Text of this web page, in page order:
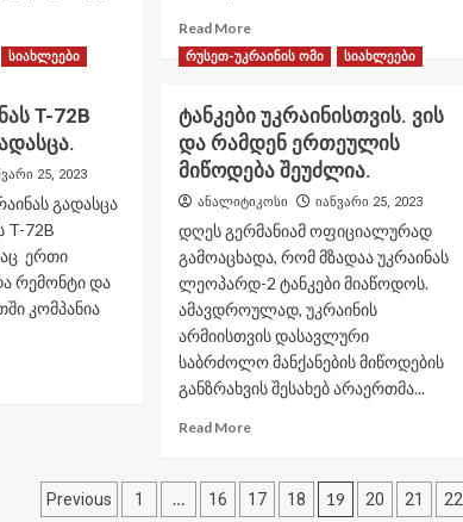
Read MoreRead
more
about
წარმოადგენენ
ნაქები
ამერიკული
M1A2
Abrams
ტიპის
ტანკები.
სიახლეები
T-72B
25, 2023
გადასცა
T-72B
ერთი
რემონტი და
კომპანია
რუსეთ-უკრაინის ომი სიახლეები
ტანკები უკრაინისთვის. ვის
და რამდენ ერთეულის
მიწოდება შეუძლია.
ანალიტიკოსი იანვარი 25, 2023
დღეს გერმანიამ ოფიციალურად
გამოაცხადა, რომ მზადაა უკრაინას
ლეოპარდ-2 ტანკები მიაწოდოს.
ამავდროულად, უკრაინის
არმიისთვის დასავლური
საბრძოლო მანქანების მიწოდების
განზრახვის შესახებ არაერთმა...
Read MoreRead
ტანკები
უკრაინისთვის.
ჩანაწერების
Previous 1 … 16 17 18 19 20 21 22